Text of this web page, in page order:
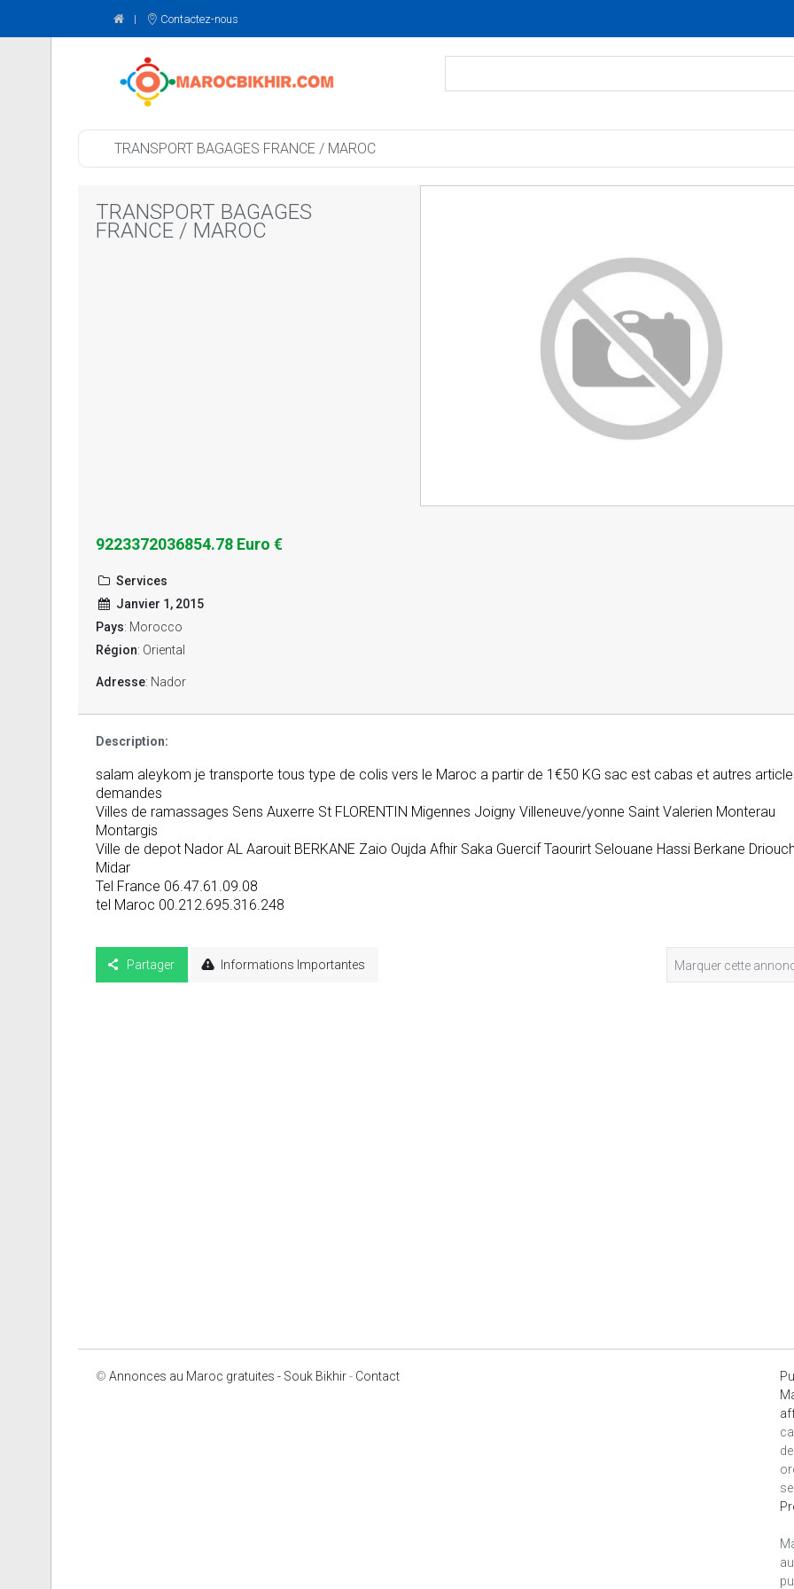
Contactez-nous
TRANSPORT BAGAGES FRANCE / MAROC
TRANSPORT BAGAGES
FRANCE / MAROC
9223372036854.78 Euro €
Services
Janvier 1, 2015
Pays: Morocco
Région: Oriental
Adresse: Nador
Description:
salam aleykom je transporte tous type de colis vers le Maroc a partir de 1€50 KG sac est cabas et autres
demandes
Villes de ramassages Sens Auxerre St FLORENTIN Migennes Joigny Villeneuve/yonne Saint Valerien Monterau
Montargis
Ville de depot Nador AL Aarouit BERKANE Zaio Oujda Afhir Saka Guercif Taourirt Selouane Hassi Berkane Driouch
Midar
Tel France 06.47.61.09.08
tel Maroc 00.212.695.316.248
Partager Informations Importantes
© Annonces au Maroc gratuites - Souk Bikhir- Contact